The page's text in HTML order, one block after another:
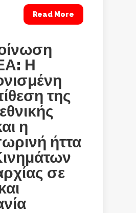
Read More
Η
της
η
ήττα
σε